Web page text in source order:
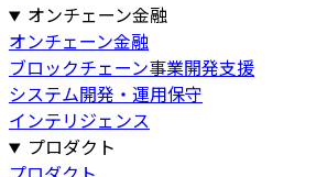
オンチェーン金融
オンチェーン金融
ブロックチェーン事業開発支援
システム開発・運用保守
インテリジェンス
プロダクト